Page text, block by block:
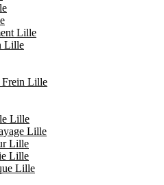
Lille
Lille
Frein Lille
Lille
Lille
Lille
Lille
Lille